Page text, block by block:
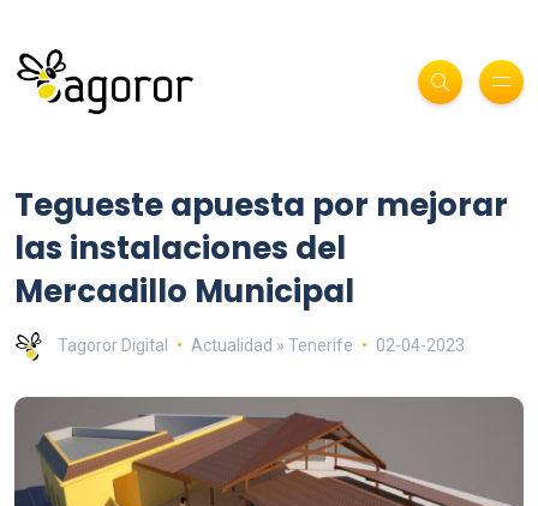
Tegueste apuesta por mejorar
las instalaciones del
Mercadillo Municipal
Tagoror Digital Actualidad » Tenerife 02-04-2023